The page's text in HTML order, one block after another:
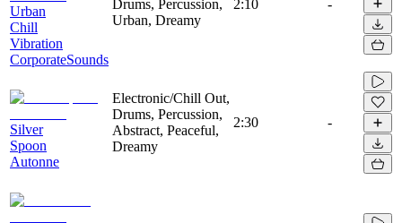
Urban
Chill
Vibration
CorporateSounds
Drums, Percussion,
Urban, Dreamy
2:10 -
Silver
Spoon
Autonne
Electronic/Chill Out,
Drums, Percussion,
Abstract, Peaceful,
Dreamy
2:30 -